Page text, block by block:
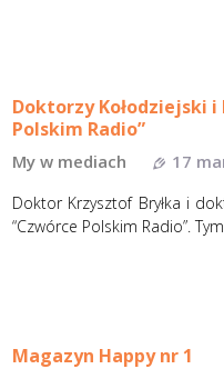
Doktorzy Kołodziejski i
Polskim Radio”
My w mediach 17
Doktor Krzysztof Bryłka i
“Czwórce Polskim Radio”.
Magazyn Happy nr 1